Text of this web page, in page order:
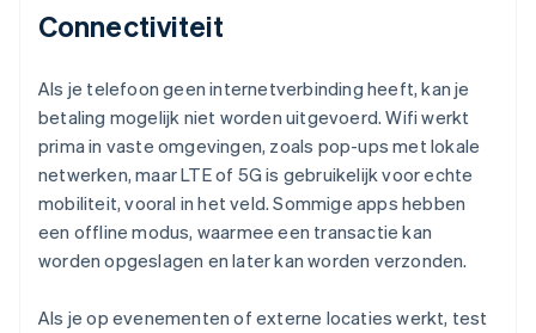
Connectiviteit
Als je telefoon geen internetverbinding heeft, kan je
betaling mogelijk niet worden uitgevoerd. Wifi werkt
prima in vaste omgevingen, zoals pop-ups met lokale
netwerken, maar LTE of 5G is gebruikelijk voor echte
mobiliteit, vooral in het veld. Sommige apps hebben
een offline modus, waarmee een transactie kan
worden opgeslagen en later kan worden verzonden.
Als je op evenementen of externe locaties werkt, test